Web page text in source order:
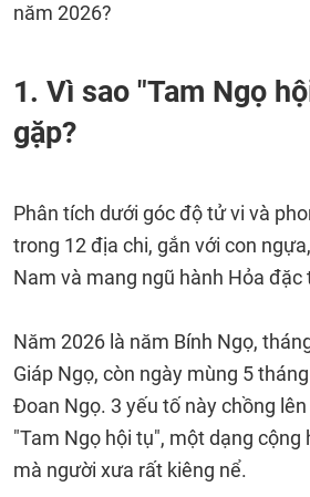
năm 2026?
1. Vì sao "Tam Ngọ
gặp?
Phân tích dưới góc độ tử vi và
trong 12 địa chi, gắn với con
Nam và mang ngũ hành Hỏa đặc
Năm 2026 là năm Bính Ngọ,
Giáp Ngọ, còn ngày mùng 5
Đoan Ngọ. 3 yếu tố này chồng
"Tam Ngọ hội tụ", một dạng cộng
mà người xưa rất kiêng nể.